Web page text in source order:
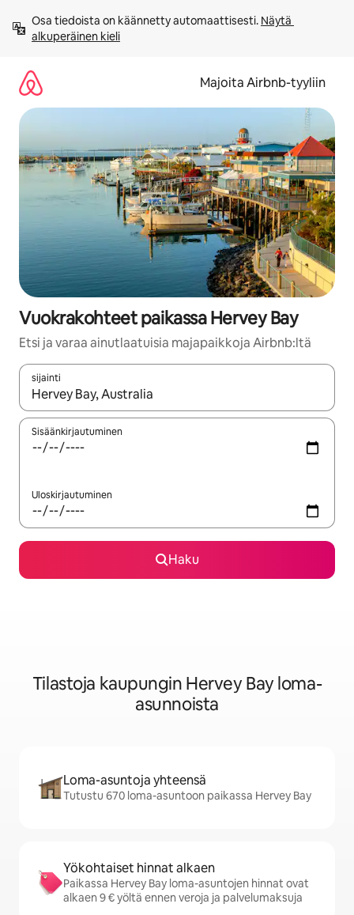
sisältö
väliin
Osa tiedoista on käännetty automaattisesti. Näytä
alkuperäinen kieli
Majoita Airbnb-tyyliin
Vuokrakohteet paikassa Hervey Bay
Etsi ja varaa ainutlaatuisia majapaikkoja Airbnb:ltä
sijainti
Kun tulokset ovat saatavilla, navigoi ylös- ja alas-
Sisäänkirjautuminen
Uloskirjautuminen
Haku
Tilastoja kaupungin Hervey Bay loma-
asunnoista
Loma-asuntoja yhteensä
Tutustu 670 loma-asuntoon paikassa Hervey Bay
Yökohtaiset hinnat alkaen
Paikassa Hervey Bay loma-asuntojen hinnat ovat
alkaen 9 € yöltä ennen veroja ja palvelumaksuja